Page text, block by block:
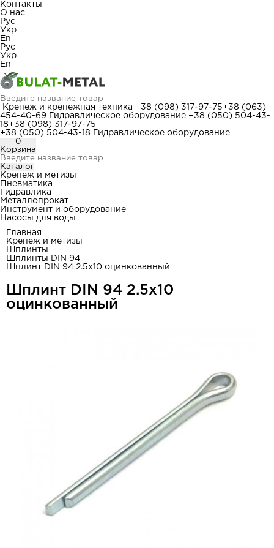
Контакты
О нас
Рус
Укр
En
Рус
Укр
En
Крепеж и крепежная техника +38 (098) 317-97-75+38 (063)
454-40-69
Гидравлическое оборудование +38 (050) 504-43-
18+38 (098) 317-97-75
+38 (050) 504-43-18
Гидравлическое оборудование
0
Корзина
Каталог
Крепеж и метизы
Пневматика
Гидравлика
Металлопрокат
Инструмент и оборудование
Насосы для воды
Главная
Крепеж и метизы
Шплинты
Шплинты DIN 94
Шплинт DIN 94 2.5x10 оцинкованный
Шплинт DIN 94 2.5x10
оцинкованный